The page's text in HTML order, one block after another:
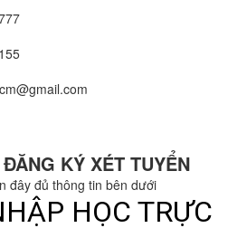
KÝ XÉT TUYỂN
đây đủ thông tin bên dưới